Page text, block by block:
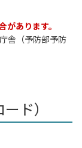
あります。
舎（予防部予防
ド）